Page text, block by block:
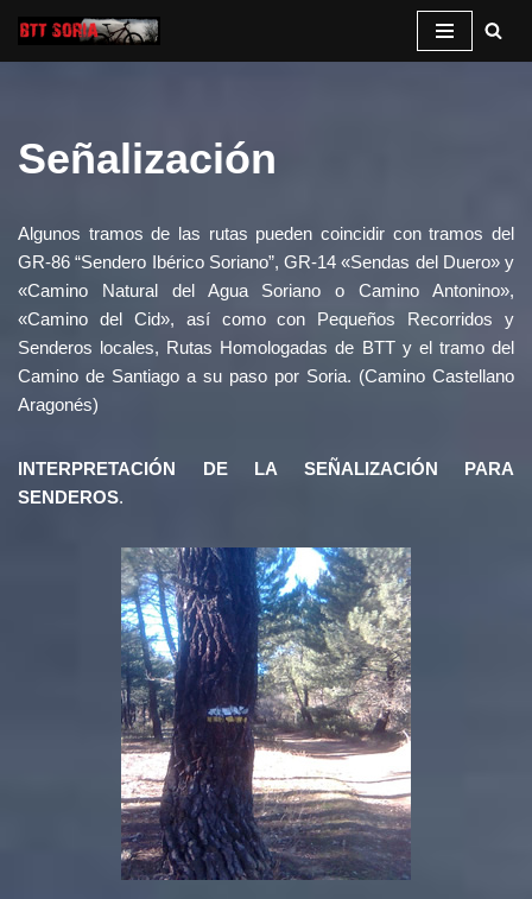
Saltar
Señalización
Algunos tramos de las rutas pueden coincidir con tramos del
GR-86 “Sendero Ibérico Soriano”, GR-14 «Sendas del Duero» y
«Camino Natural del Agua Soriano o Camino Antonino»,
«Camino del Cid», así como con Pequeños Recorridos y
Senderos locales, Rutas Homologadas de BTT y el tramo del
Camino de Santiago a su paso por Soria. (Camino Castellano
Aragonés)
INTERPRETACIÓN DE LA SEÑALIZACIÓN PARA
SENDEROS.